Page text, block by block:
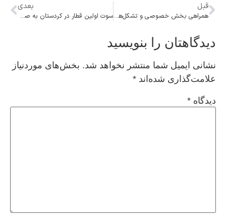
قبل
همراهی بخش خصوصی و تشکل‌های کارگری و کارفرمایی برای توسعه ضروری است
بعدی
سوت اولین قطار در کردستان به صدا در می‌آید
دیدگاهتان را بنویسید
نشانی ایمیل شما منتشر نخواهد شد. بخش‌های موردنیاز
علامت‌گذاری شده‌اند *
دیدگاه *